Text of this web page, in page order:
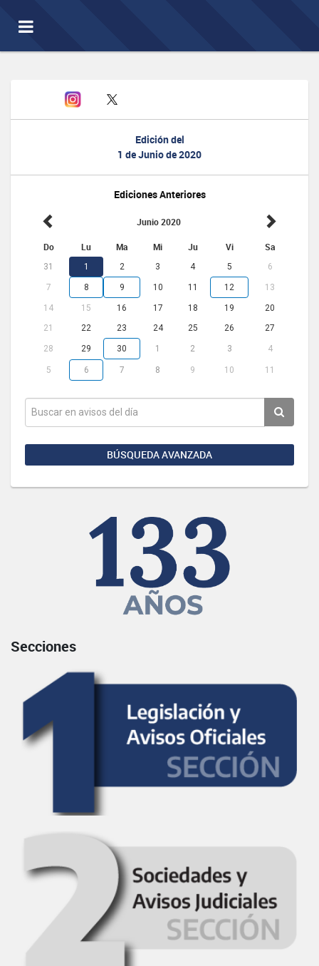
Toggle
navigation
Edición del
1 de Junio de 2020
Ediciones Anteriores
Junio 2020
Do Lu Ma Mi Ju Vi Sa
31 1 2 3 4 5 6
7 8 9 10 11 12 13
14 15 16 17 18 19
20
21
22 23 24 25 26 27
28 29 30 1 2 3 4
5 6 7 8 9 10 11
BÚSQUEDA AVANZADA
Secciones